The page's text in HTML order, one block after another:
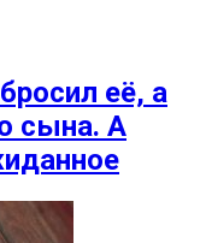
её, а
сына. А